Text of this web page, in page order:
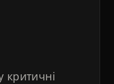
критичні